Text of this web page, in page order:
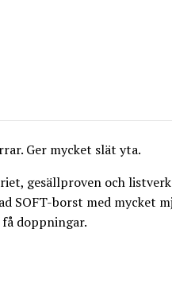
Ger mycket slät yta.
gesällproven och
SOFT-borst med
doppningar.